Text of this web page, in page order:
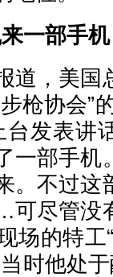
一部手机
道，美国
枪协会”
发表讲
一部手机
。不过这
尽管没
场的特工
时他处